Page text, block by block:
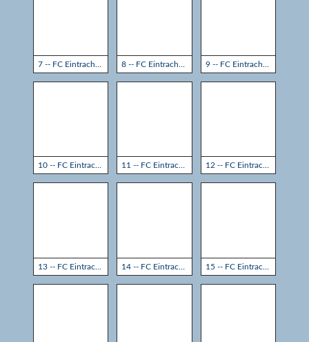
7 -- FC Eintracht Rheine - TSG Sprockhövel 3:3 8 -- FC Eintracht Rheine - TSG Sprockhövel 3:3 9 -- FC Eintracht Rheine - TSG Sprockhövel 3:3
10 -- FC Eintracht Rheine - TSG Sprockhövel 3:3 11 -- FC Eintracht Rheine - TSG Sprockhövel 3:3 12 -- FC Eintracht Rheine - TSG Sprockhövel 3:3
13 -- FC Eintracht Rheine - TSG Sprockhövel 3:3 14 -- FC Eintracht Rheine - TSG Sprockhövel 3:3 15 -- FC Eintracht Rheine - TSG Sprockhövel 3:3